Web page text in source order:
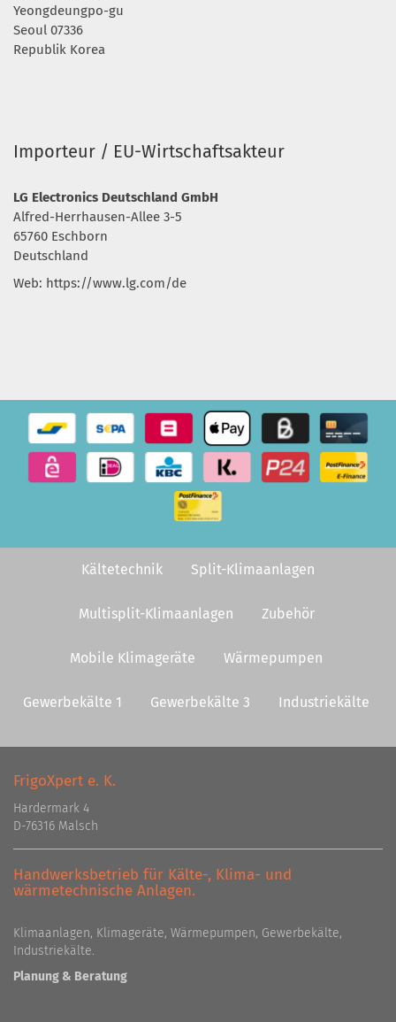
Yeongdeungpo-gu
Seoul 07336
Republik Korea
Importeur / EU-Wirtschaftsakteur
LG Electronics Deutschland GmbH
Alfred-Herrhausen-Allee 3-5
65760 Eschborn
Deutschland
Web: https://www.lg.com/de
Kältetechnik Split-Klimaanlagen
Multisplit-Klimaanlagen Zubehör
Mobile Klimageräte Wärmepumpen
Gewerbekälte 1 Gewerbekälte 3 Industriekälte
FrigoXpert e. K.
Hardermark 4
D-76316 Malsch
Handwerksbetrieb für Kälte-, Klima- und
wärmetechnische Anlagen.
Klimaanlagen, Klimageräte, Wärmepumpen, Gewerbekälte,
Industriekälte.
Planung & Beratung